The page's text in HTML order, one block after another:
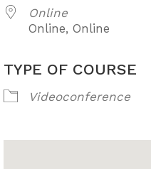
Online
Online, Online
TYPE OF COURSE
Videoconference